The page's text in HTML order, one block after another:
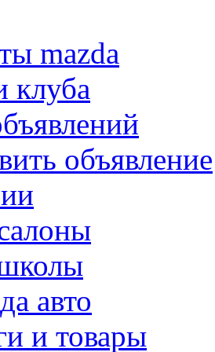
mazda
клуба
объявление
авто
и товары